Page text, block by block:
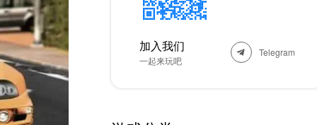
加入我们
一起来玩吧
Telegram